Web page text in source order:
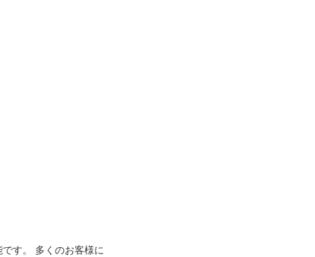
す。 多くのお客様に